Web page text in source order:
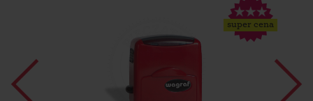
super cena